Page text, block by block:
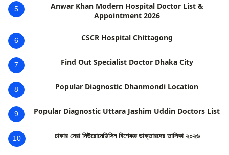
5
Anwar Khan Modern Hospital Doctor List &
Appointment 2026
6 CSCR Hospital Chittagong
7 Find Out Specialist Doctor Dhaka City
8 Popular Diagnostic Dhanmondi Location
9 Popular Diagnostic Uttara Jashim Uddin Doctors List
10 ঢাকার সেরা নিউরোমেডিসিন বিশেষজ্ঞ ডাক্তারদের তালিকা ২০২৬